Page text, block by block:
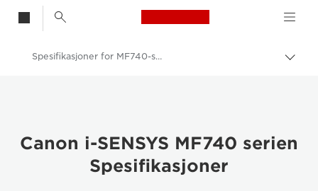
Canon Logo, back
Produkter og løsninger
Skrivere og faksmaskiner til bedrifter
Spesifikasjoner for MF740-serien
Canon i-SENSYS MF740 serien
Spesifikasjoner